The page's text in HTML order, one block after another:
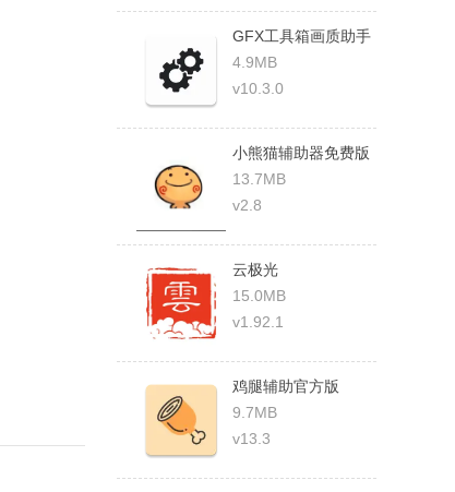
GFX工具箱画质助手
4.9MB
v10.3.0
小熊猫辅助器免费版
13.7MB
v2.8
云极光
15.0MB
v1.92.1
鸡腿辅助官方版
9.7MB
v13.3